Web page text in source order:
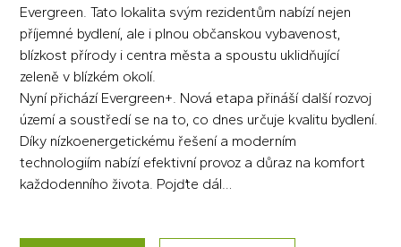
Evergreen. Tato lokalita svým rezidentům nabízí nejen
příjemné bydlení, ale i plnou občanskou vybavenost,
blízkost přírody i centra města a spoustu uklidňující
zeleně v blízkém okolí.
Nyní přichází Evergreen+. Nová etapa přináší další rozvoj
území a soustředí se na to, co dnes určuje kvalitu bydlení.
Díky nízkoenergetickému řešení a moderním
technologiím nabízí efektivní provoz a důraz na komfort
každodenního života. Pojďte dál…